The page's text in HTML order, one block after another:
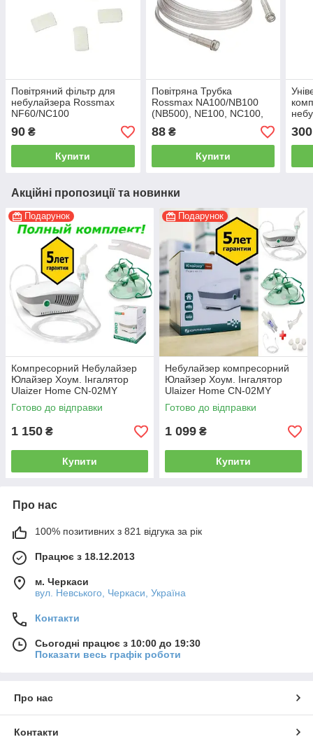
Повітряний фільтр для
небулайзера Rossmax
NF60/NC100
90 ₴
Купити
Повітряна Трубка
Rossmax NA100/NB100
(NB500), NE100, NC100,
Dr.Frei Turbo 100
88₴
Купити
300
Акційні пропозиції та новинки
Подарунок
Компресорний Небулайзер
Юлайзер Хоум. Інгалятор
Ulaizer Home CN-02MY
Готово до відправки
1 150 ₴
Купити
Подарунок
Небулайзер компресорний
Юлайзер Хоум. Інгалятор
Ulaizer Home CN-02MY
Готово до відправки
1 099 ₴
Купити
Про нас
100% позитивних з 821 відгука за рік
Працює з 18.12.2013
м. Черкаси
вул. Невського, Черкаси, Україна
Контакти
Сьогодні працює з 10:00 до 19:30
Показати весь графік роботи
Про нас
Контакти